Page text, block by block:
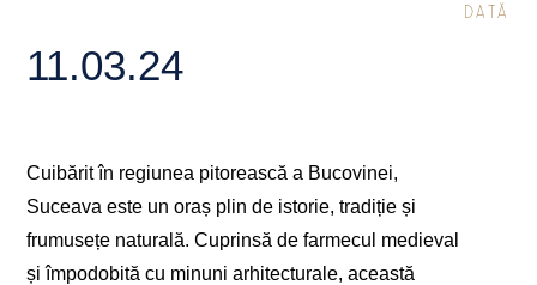
DATĂ
11.03.24
Cuibărit în regiunea pitorească a Bucovinei,
Suceava este un oraș plin de istorie, tradiție și
frumusețe naturală. Cuprinsă de farmecul medieval
și împodobită cu minuni arhitecturale, această